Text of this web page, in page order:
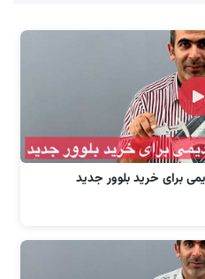
برای خرید بلوور جدید